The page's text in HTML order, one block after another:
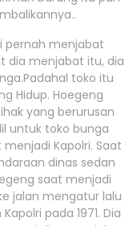
pernah menjabat
dia menjabat itu, dia
toko itu
Hidup. Hoegeng
yang berurusan
untuk toko bunga
Kapolri. Saat
dinas sedan
saat menjadi
jalan mengatur lalu
pada 1971. Dia